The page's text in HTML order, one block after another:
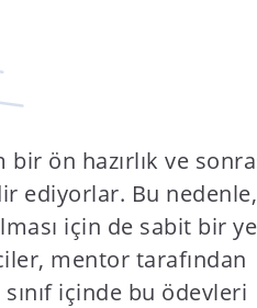
ön hazırlık ve
ediyorlar. Bu nedenle,
için de sabit bir
mentor tarafından
içinde bu ödevleri